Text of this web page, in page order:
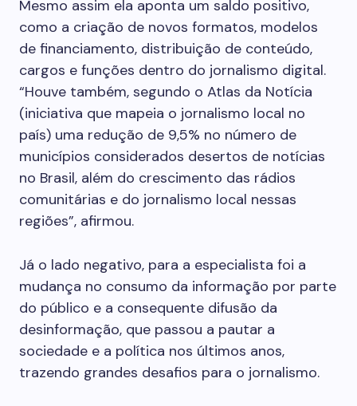
Mesmo assim ela aponta um saldo positivo,
como a criação de novos formatos, modelos
de financiamento, distribuição de conteúdo,
cargos e funções dentro do jornalismo digital.
“Houve também, segundo o Atlas da Notícia
(iniciativa que mapeia o jornalismo local no
país) uma redução de 9,5% no número de
municípios considerados desertos de notícias
no Brasil, além do crescimento das rádios
comunitárias e do jornalismo local nessas
regiões”, afirmou.
Já o lado negativo, para a especialista foi a
mudança no consumo da informação por parte
do público e a consequente difusão da
desinformação, que passou a pautar a
sociedade e a política nos últimos anos,
trazendo grandes desafios para o jornalismo.